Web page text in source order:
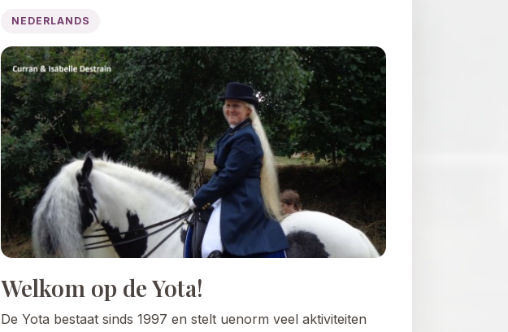
NEDERLANDS
Welkom op de Yota!
De Yota bestaat sinds 1997 en stelt uenorm veel aktiviteiten